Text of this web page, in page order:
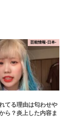
芸能情報-日本-
てる理由は匂わせや
ら？炎上した内容ま